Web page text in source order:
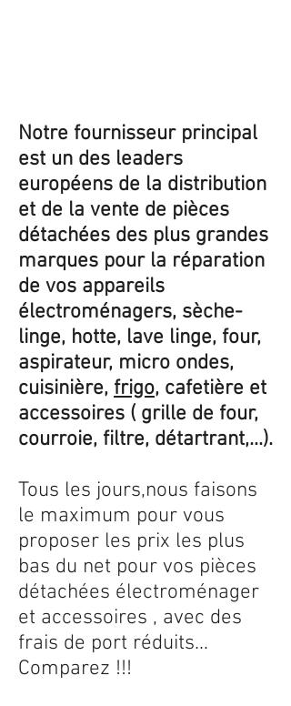
Notre fournisseur principal
est un des leaders
européens de la distribution
et de la vente de pièces
détachées des plus grandes
marques pour la réparation
de vos appareils
électroménagers, sèche-
linge, hotte, lave linge, four,
aspirateur, micro ondes,
cuisinière, frigo, cafetière et
accessoires ( grille de four,
courroie, filtre, détartrant,...).
Tous les jours,nous faisons
le maximum pour vous
proposer les prix les plus
bas du net pour vos pièces
détachées électroménager
et accessoires , avec des
frais de port réduits...
Comparez !!!